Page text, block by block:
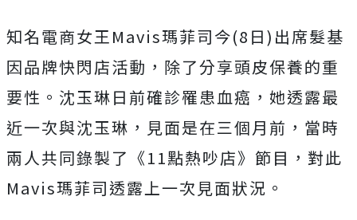
知名電商女王Mavis瑪菲司今(8日)出席髮基
因品牌快閃店活動，除了分享頭皮保養的重
要性。沈玉琳日前確診罹患血癌，她透露最
近一次與沈玉琳，見面是在三個月前，當時
兩人共同錄製了《11點熱吵店》節目，對此
Mavis瑪菲司透露上一次見面狀況。